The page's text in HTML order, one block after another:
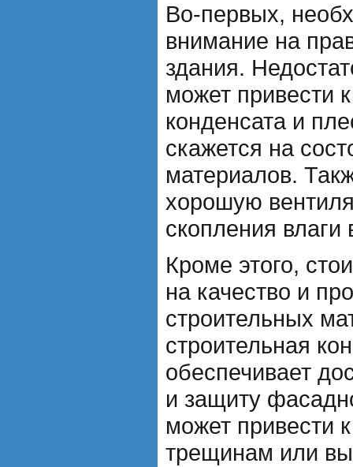
Во-первых,
внимание на
здания.
может привести
конденсата и
скажется на
материалов.
хорошую
скопления влаги
Кроме этого,
на качество и
строительных
строительная
обеспечивает
и защиту
может привести
трещинам или